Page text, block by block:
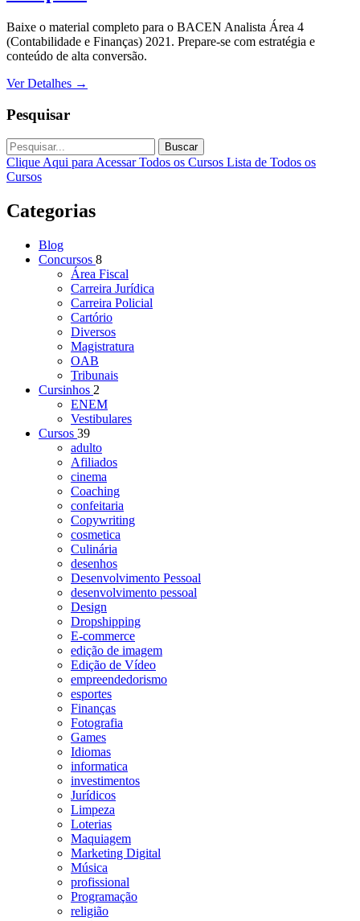
Baixe o material completo para o BACEN Analista Área 4
(Contabilidade e Finanças) 2021. Prepare-se com estratégia e
conteúdo de alta conversão.
Ver Detalhes →
Pesquisar
Buscar
Clique Aqui para Acessar Todos os Cursos Lista de Todos os
Cursos
Categorias
Blog
Concursos 8
Área Fiscal
Carreira Jurídica
Carreira Policial
Cartório
Diversos
Magistratura
OAB
Tribunais
Cursinhos 2
ENEM
Vestibulares
Cursos 39
adulto
Afiliados
cinema
Coaching
confeitaria
Copywriting
cosmetica
Culinária
desenhos
Desenvolvimento Pessoal
desenvolvimento pessoal
Design
Dropshipping
E-commerce
edição de imagem
Edição de Vídeo
empreendedorismo
esportes
Finanças
Fotografia
Games
Idiomas
informatica
investimentos
Jurídicos
Limpeza
Loterias
Maquiagem
Marketing Digital
Música
profissional
Programação
religião